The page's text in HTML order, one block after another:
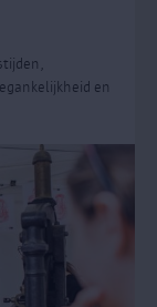
en